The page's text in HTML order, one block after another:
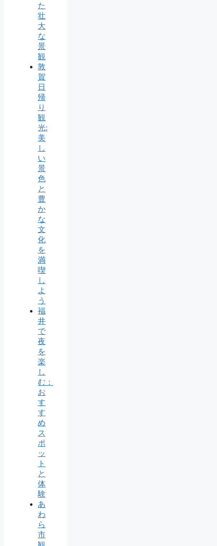
た
壮
大
な
景
観
敦
賀
日
帰
り
観
光:
美
し
い
景
色
と
豊
か
な
文
化
を
満
喫
し
よ
う
福
井
で
夜
を
楽
し
む：
お
す
す
め
ス
ポ
ッ
ト
と
体
験
あ
わ
ら
市